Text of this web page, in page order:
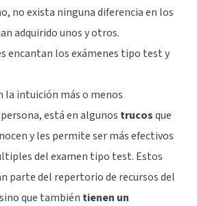
no exista ninguna diferencia en los
adquirido unos y otros.
encantan los exámenes tipo test y
la intuición más o menos
está en algunos trucosque
y les permite ser más efectivos
del examen tipo test. Estos
parte del repertorio de recursos del
que también tienen un